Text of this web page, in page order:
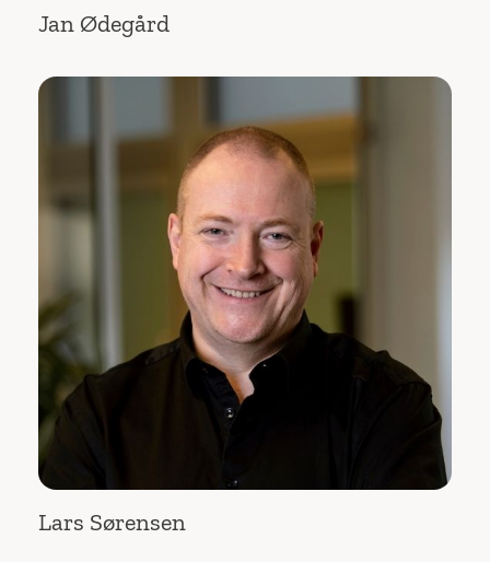
Jan Ødegård
Lars Sørensen